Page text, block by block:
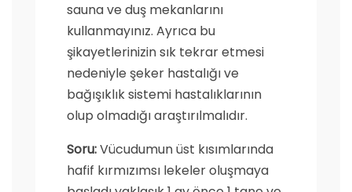
sauna ve duş mekanlarını
kullanmayınız. Ayrıca bu
şikayetlerinizin sık tekrar etmesi
nedeniyle şeker hastalığı ve
bağışıklık sistemi hastalıklarının
olup olmadığı araştırılmalıdır.
Soru:Vücudumun üst kısımlarında
hafif kırmızımsı lekeler oluşmaya